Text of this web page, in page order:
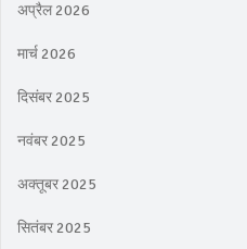
अप्रैल 2026
मार्च 2026
दिसंबर 2025
नवंबर 2025
अक्तूबर 2025
सितंबर 2025